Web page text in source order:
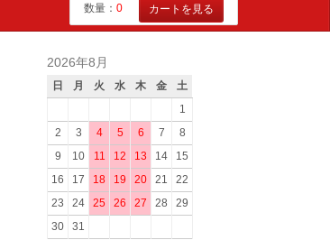
数量： 0 カートを見る
2026年8月
日 月 火 水 木 金
土
1
2
3 4 5 6 7
8
9
10 11 12 13 14
15
16
17 18 19 20 21
22
23
24 25 26 27 28
29
30
31